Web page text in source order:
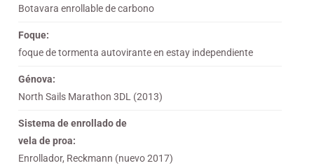
Botavara enrollable de carbono
Foque:
foque de tormenta autovirante en estay independiente
Génova:
North Sails Marathon 3DL (2013)
Sistema de enrollado de
vela de proa:
Enrollador, Reckmann (nuevo 2017)